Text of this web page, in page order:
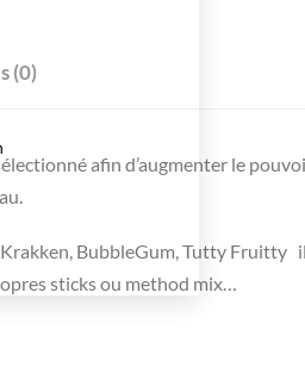
(0)
afin d’augmenter le
BubbleGum, Tutty
sticks ou method mix…